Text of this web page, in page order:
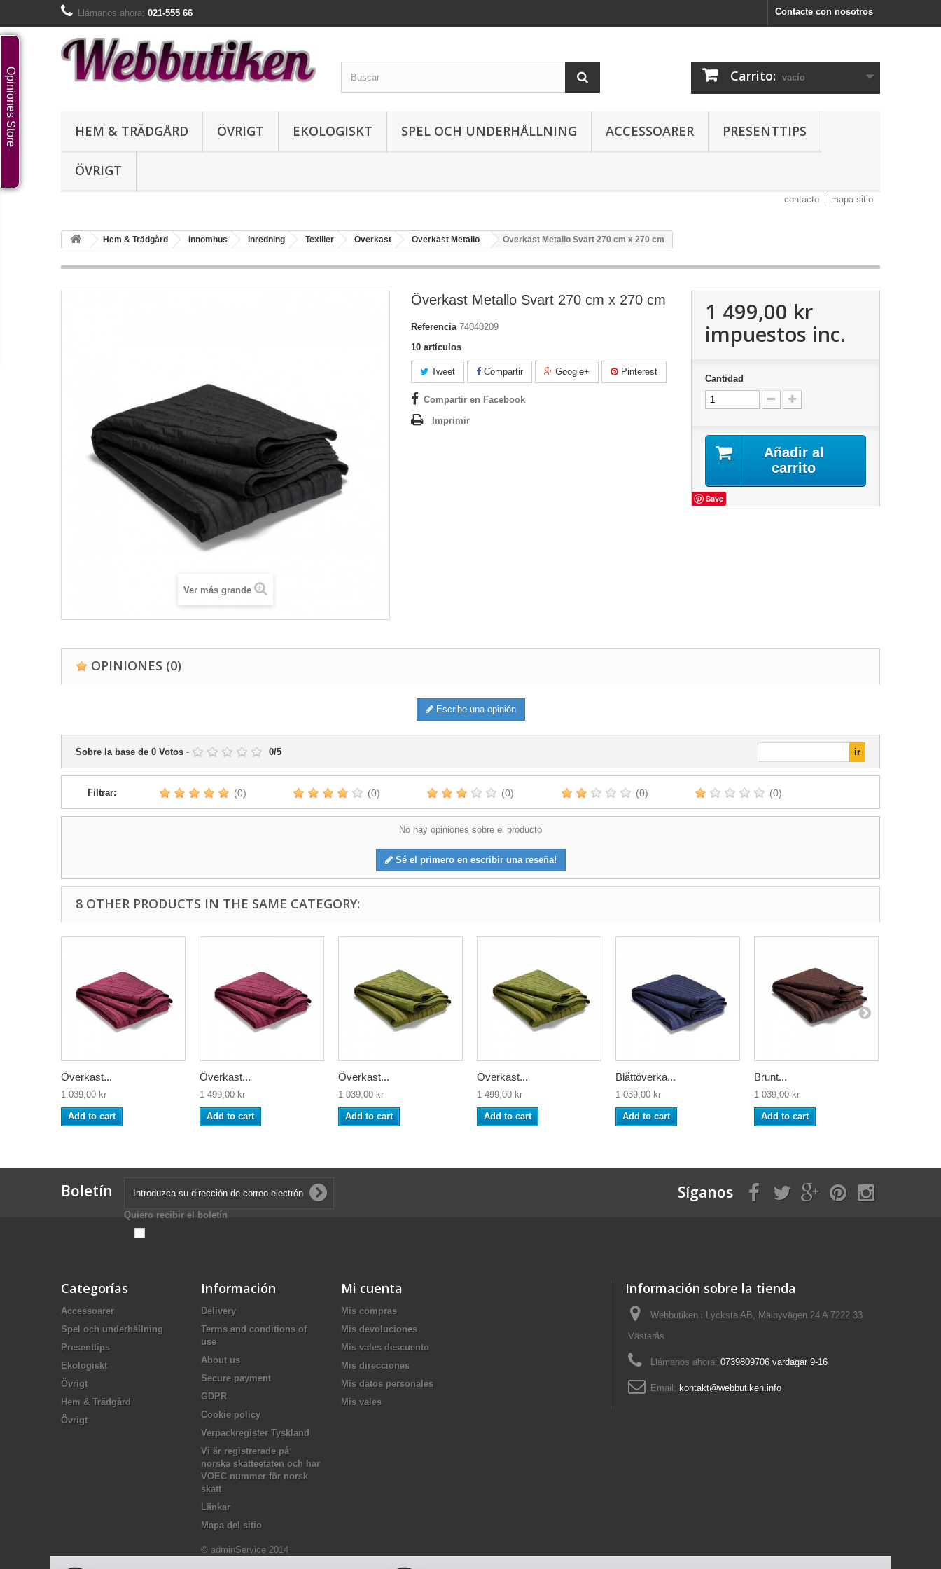
Contacte con nosotros
Llámanos ahora: 021-555 66
Carrito: vacío
HEM & TRÄDGÅRD ÖVRIGT EKOLOGISKT SPEL OCH UNDERHÅLLNING ACCESSOARER PRESENTTIPS
ÖVRIGT
contacto mapa sitio
Hem & Trädgård Innomhus Inredning Texilier Överkast Överkast Metallo Överkast Metallo Svart 270 cm x 270 cm
Ver más grande
Överkast Metallo Svart 270 cm x 270 cm
Referencia 74040209
10 artículos
Tweet Compartir Google+ Pinterest
Compartir en Facebook
Imprimir
1 499,00 kr
impuestos inc.
Cantidad
Añadir al
carrito
Save
OPINIONES (0)
Escribe una opinión
Sobre la base de 0 Votos - 0/5
Filtrar: (0) (0) (0) (0) (0)
No hay opiniones sobre el producto
Sé el primero en escribir una reseña!
8 OTHER PRODUCTS IN THE SAME CATEGORY:
Överkast...
1 039,00 kr
Add to cart
Överkast...
1 499,00 kr
Add to cart
Överkast...
1 039,00 kr
Add to cart
Överkast...
1 499,00 kr
Add to cart
Blåttöverka...
1 039,00 kr
Add to cart
Brunt...
1 039,00 kr
Add to cart
Boletín
Quiero recibir el boletín
Síganos
Categorías
Accessoarer
Spel och underhållning
Presenttips
Ekologiskt
Övrigt
Hem & Trädgård
Övrigt
Información
Delivery
Terms and conditions of
use
About us
Secure payment
GDPR
Cookie policy
Verpackregister Tyskland
Vi är registrerade på
norska skatteetaten och har
VOEC nummer för norsk
skatt
Länkar
Mapa del sitio
© adminService 2014
Mi cuenta
Mis compras
Mis devoluciones
Mis vales descuento
Mis direcciones
Mis datos personales
Mis vales
Información sobre la tienda
Webbutiken i Lycksta AB, Mälbyvägen 24 A 7222 33
Västerås
Llámanos ahora: 0739809706 vardagar 9-16
Email: kontakt@webbutiken.info
Opiniones Store